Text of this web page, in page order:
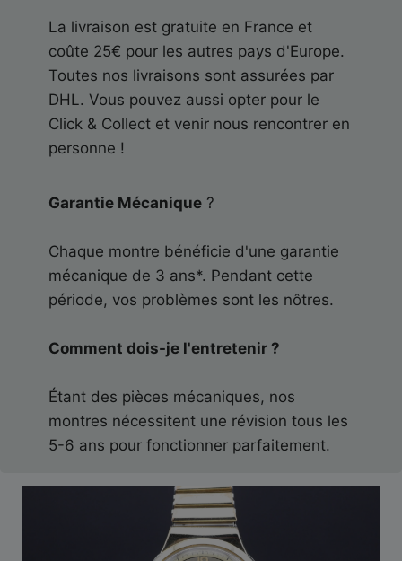
La livraison est gratuite en France et
coûte 25€ pour les autres pays d'Europe.
Toutes nos livraisons sont assurées par
DHL. Vous pouvez aussi opter pour le
Click & Collect et venir nous rencontrer en
personne !
Garantie Mécanique ?
Chaque montre bénéficie d'une garantie
mécanique de 3 ans*. Pendant cette
période, vos problèmes sont les nôtres.
Comment dois-je l'entretenir ?
Étant des pièces mécaniques, nos
montres nécessitent une révision tous les
5-6 ans pour fonctionner parfaitement.